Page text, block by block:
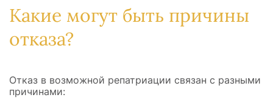
Какие могут быть причины
отказа?
Отказ в возможной репатриации связан с разными
причинами: